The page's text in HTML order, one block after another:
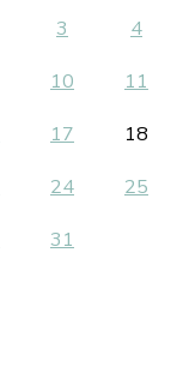
3
4
10
11
17
18
24
25
31